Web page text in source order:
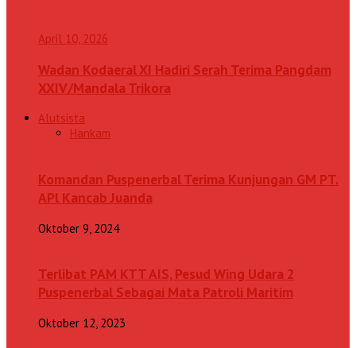
April 10, 2026
Wadan Kodaeral XI Hadiri Serah Terima Pangdam
XXIV/Mandala Trikora
Alutsista
Hankam
Komandan Puspenerbal Terima Kunjungan GM PT.
APl Kancab Juanda
Oktober 9, 2024
Terlibat PAM KTT AIS, Pesud Wing Udara 2
Puspenerbal Sebagai Mata Patroli Maritim
Oktober 12, 2023